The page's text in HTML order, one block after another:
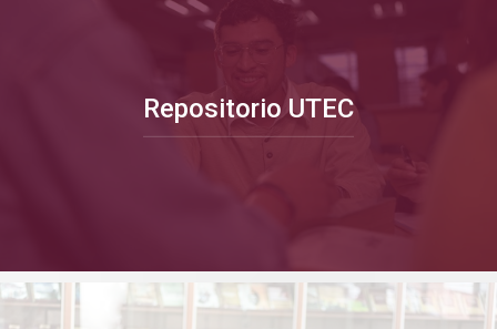
Repositorio UTEC